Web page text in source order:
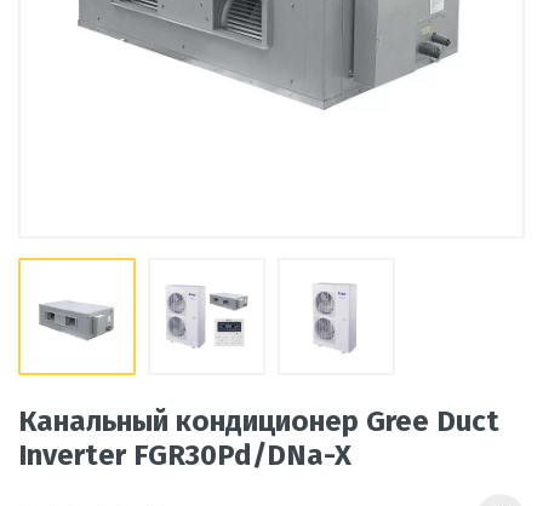
Канальный кондиционер Gree Duct
Inverter FGR30Pd/DNa-X